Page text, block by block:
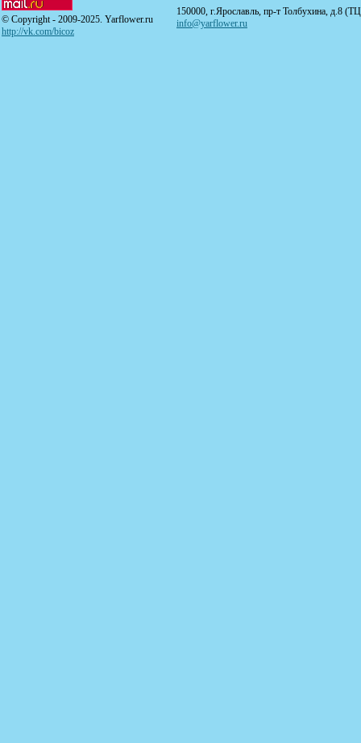
© Copyright - 2009-2025. Yarflower.ru
http://vk.com/bicoz
150000, г.Ярославль, пр-т Толбухина, д.8
info@yarflower.ru